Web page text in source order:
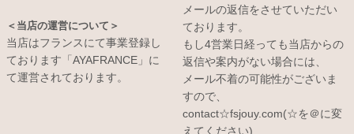
＜当店の運営について＞
当店はフランスにて事業登録し
ております「AYAFRANCE」に
て運営されております。
メールの返信をさせていただい
ております。
もし4営業日経っても当店からの
返信や案内がない場合には、
メール不着の可能性がございま
すので、
contact☆fsjouy.com(☆を＠に変
えてください)